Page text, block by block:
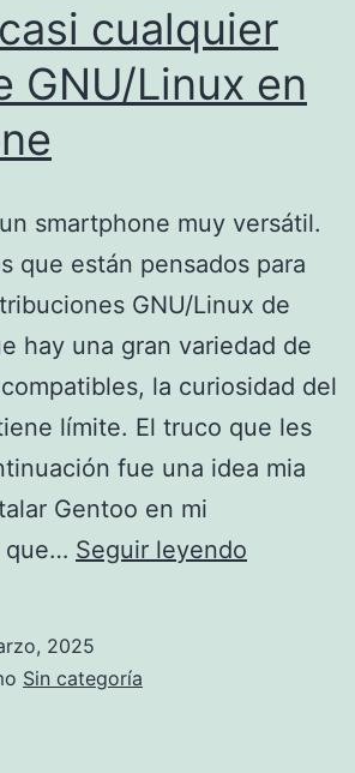
cualquier
GNU/Linux en
smartphone muy versátil.
que están pensados para
GNU/Linux de
hay una gran variedad de
la curiosidad del
límite. El truco que les
fue una idea mia
Gentoo en mi
que… Seguir leyendo
2025
Sin categoría